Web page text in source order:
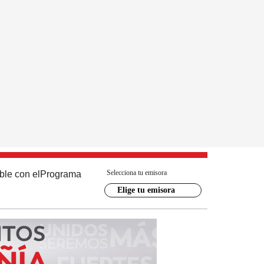
con el Programa Selecciona tu emisora
Elige tu emisora